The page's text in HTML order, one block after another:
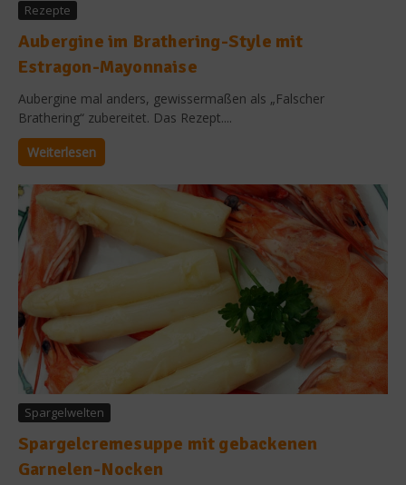
Rezepte
Aubergine im Brathering-Style mit
Estragon-Mayonnaise
Aubergine mal anders, gewissermaßen als „Falscher
Brathering“ zubereitet. Das Rezept....
Weiterlesen
Spargelwelten
Spargelcremesuppe mit gebackenen
Garnelen-Nocken